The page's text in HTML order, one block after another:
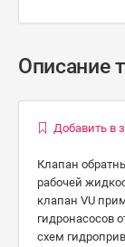
Описание
Добавить в
Клапан
рабочей
клапан VU
гидронасосов
схем